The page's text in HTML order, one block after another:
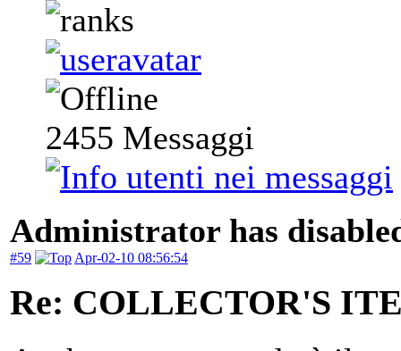
2455 Messaggi
Administrator has
#59 Apr-02-10 08:56:54
Re: COLLECTOR'S